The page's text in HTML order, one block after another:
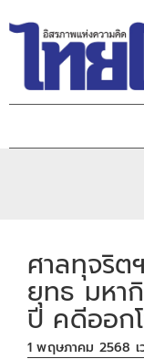
ศาลทุจริต
ยุทธ มหา
ปี คดีออก
1 พฤษภาคม 2568 เ